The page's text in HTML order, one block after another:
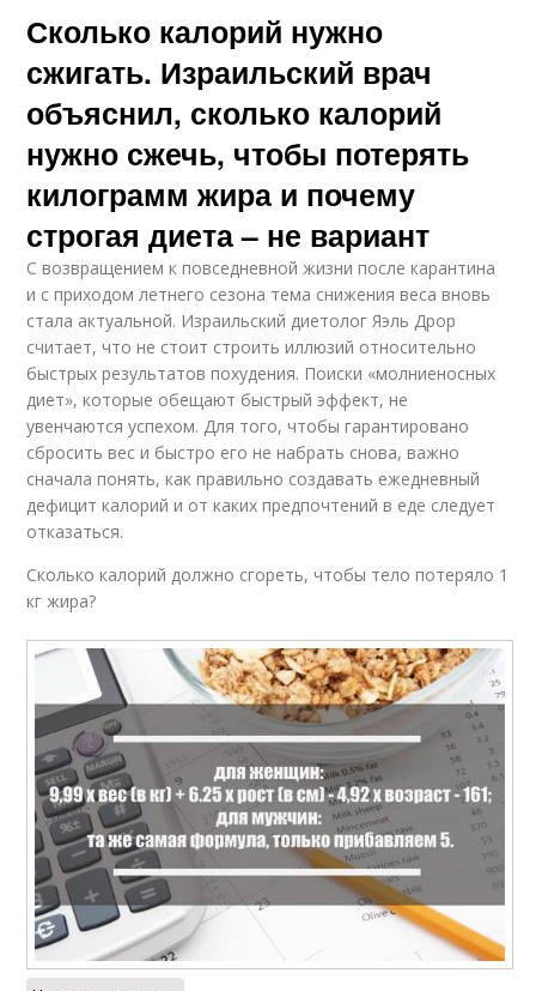
Сколько калорий нужно
сжигать. Израильский врач
объяснил, сколько калорий
нужно сжечь, чтобы потерять
килограмм жира и почему
строгая диета – не вариант
С возвращением к повседневной жизни после карантина
и с приходом летнего сезона тема снижения веса вновь
стала актуальной. Израильский диетолог Яэль Дрор
считает, что не стоит строить иллюзий относительно
быстрых результатов похудения. Поиски «молниеносных
диет», которые обещают быстрый эффект, не
увенчаются успехом. Для того, чтобы гарантировано
сбросить вес и быстро его не набрать снова, важно
сначала понять, как правильно создавать ежедневный
дефицит калорий и от каких предпочтений в еде следует
отказаться.
Сколько калорий должно сгореть, чтобы тело потеряло 1
кг жира?